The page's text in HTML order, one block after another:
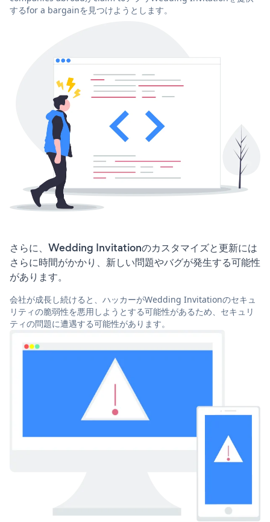
するfor a bargainを見つけようとします。
さらに、Wedding Invitationのカスタマイズと更新には
さらに時間がかかり、新しい問題やバグが発生する可能性
があります。
会社が成長し続けると、ハッカーがWedding Invitationのセキュ
リティの脆弱性を悪用しようとする可能性があるため、セキュリ
ティの問題に遭遇する可能性があります。